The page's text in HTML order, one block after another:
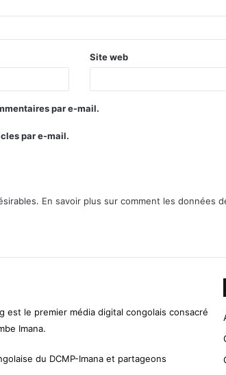
Site web
par e-mail.
par e-mail.
En savoir plus sur comment les données
est le premier média digital congolais consacré
Imana.
du DCMP-Imana et partageons